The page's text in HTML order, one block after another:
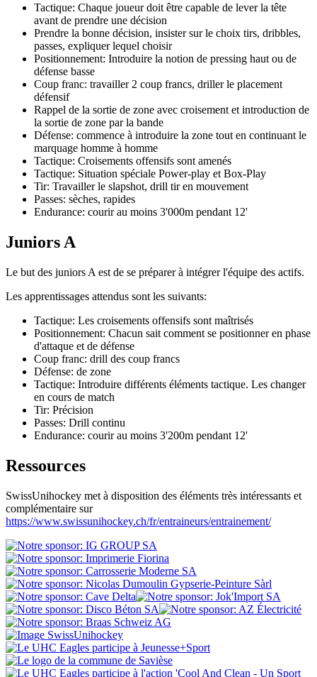
Tactique: Chaque joueur doit être capable de lever la tête
avant de prendre une décision
Prendre la bonne décision, insister sur le choix tirs, dribbles,
passes, expliquer lequel choisir
Positionnement: Introduire la notion de pressing haut ou de
défense basse
Coup franc: travailler 2 coup francs, driller le placement
défensif
Rappel de la sortie de zone avec croisement et introduction de
la sortie de zone par la bande
Défense: commence à introduire la zone tout en continuant le
marquage homme à homme
Tactique: Croisements offensifs sont amenés
Tactique: Situation spéciale Power-play et Box-Play
Tir: Travailler le slapshot, drill tir en mouvement
Passes: sèches, rapides
Endurance: courir au moins 3'000m pendant 12'
Juniors A
Le but des juniors A est de se préparer à intégrer l'équipe des actifs.
Les apprentissages attendus sont les suivants:
Tactique: Les croisements offensifs sont maîtrisés
Positionnement: Chacun sait comment se positionner en phase
d'attaque et de défense
Coup franc: drill des coup francs
Défense: de zone
Tactique: Introduire différents éléments tactique. Les changer
en cours de match
Tir: Précision
Passes: Drill continu
Endurance: courir au moins 3'200m pendant 12'
Ressources
SwissUnihockey met à disposition des éléments très intéressants et
complémentaire sur
https://www.swissunihockey.ch/fr/entraineurs/entrainement/